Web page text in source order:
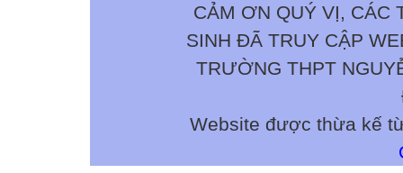
CẢM ƠN QUÝ VỊ, CÁC
SINH ĐÃ TRUY CẬP
TRƯỜNG THPT
Website được thừa kế